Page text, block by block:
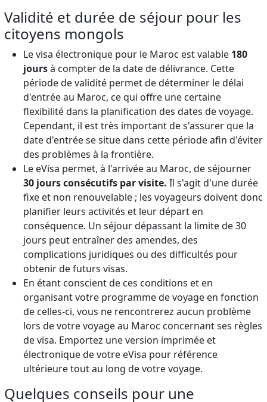
Validité et durée de séjour pour les
citoyens mongols
Le visa électronique pour le Maroc est valable 180
joursà compter de la date de délivrance. Cette
période de validité permet de déterminer le délai
d'entrée au Maroc, ce qui offre une certaine
flexibilité dans la planification des dates de voyage.
Cependant, il est très important de s'assurer que la
date d'entrée se situe dans cette période afin d'éviter
des problèmes à la frontière.
Le eVisa permet, à l'arrivée au Maroc, de séjourner
30 jours consécutifs par visite. Il s'agit d'une durée
fixe et non renouvelable ; les voyageurs doivent donc
planifier leurs activités et leur départ en
conséquence. Un séjour dépassant la limite de 30
jours peut entraîner des amendes, des
complications juridiques ou des difficultés pour
obtenir de futurs visas.
En étant conscient de ces conditions et en
organisant votre programme de voyage en fonction
de celles-ci, vous ne rencontrerez aucun problème
lors de votre voyage au Maroc concernant ses règles
de visa. Emportez une version imprimée et
électronique de votre eVisa pour référence
ultérieure tout au long de votre voyage.
Quelques conseils pour une